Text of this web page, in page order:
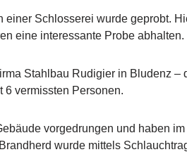
einer Schlosserei wurde geprobt.
eine interessante Probe abhalten.
Stahlbau Rudigier in Bludenz –
6 vermissten Personen.
vorgedrungen und haben
wurde mittels